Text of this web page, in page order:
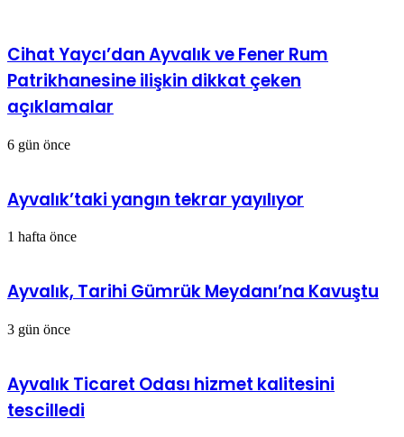
Cihat Yaycı’dan Ayvalık ve Fener Rum
Patrikhanesine ilişkin dikkat çeken
açıklamalar
6 gün önce
Ayvalık’taki yangın tekrar yayılıyor
1 hafta önce
Ayvalık, Tarihi Gümrük Meydanı’na Kavuştu
3 gün önce
Ayvalık Ticaret Odası hizmet kalitesini
tescilledi